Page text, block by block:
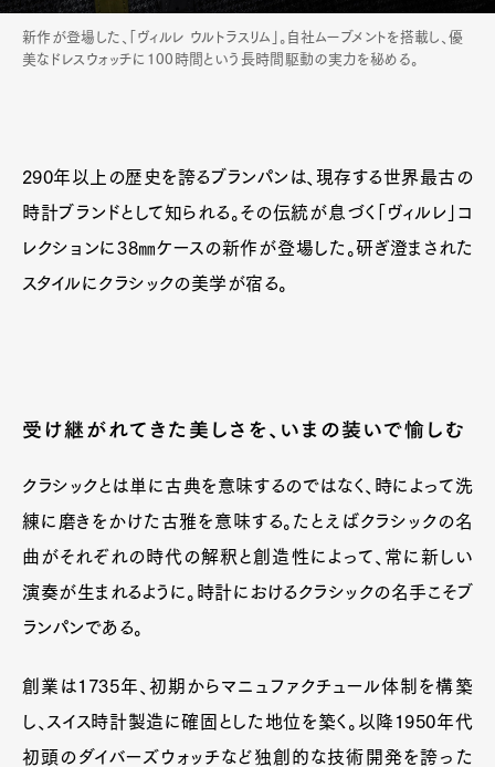
新作が登場した、「ヴィルレ ウルトラスリム」。自社ムーブメントを搭載し、優
美なドレスウォッチに100時間という長時間駆動の実力を秘める。
290年以上の歴史を誇るブランパンは、現存する世界最古の
時計ブランドとして知られる。その伝統が息づく「ヴィルレ」コ
レクションに38㎜ケースの新作が登場した。研ぎ澄まされた
スタイルにクラシックの美学が宿る。
受け継がれてきた美しさを、いまの装いで愉しむ
クラシックとは単に古典を意味するのではなく、時によって洗
練に磨きをかけた古雅を意味する。たとえばクラシックの名
曲がそれぞれの時代の解釈と創造性によって、常に新しい
演奏が生まれるように。時計におけるクラシックの名手こそブ
ランパンである。
創業は1735年、初期からマニュファクチュール体制を構築
し、スイス時計製造に確固とした地位を築く。以降1950年代
初頭のダイバーズウォッチなど独創的な技術開発を誇った